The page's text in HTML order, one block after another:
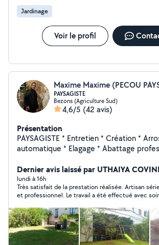
Jardinage
Voir le profil
Maxime Maxime (PECOU
PAYSAGISTE
Bezons (Agriculture Sud)
4,6/5 (42 avis)
Présentation
PAYSAGISTE * Entretien * Création * Arrosage
automatique * Elagage * Abattage professionnel Expert
en état de vos espaces verts. Un travail
une connaissance des végétaux tout au
saisons. Je vous accompagne dans votre
conception à sa réalisation. 07-69-39-36-24
PECOUPAYSAGE
Dernier avis laissé par UTHAIYA
lundi à 16h
Très satisfait de la prestation réalisée. Artisan
et professionnel. Le travail a été effectué avec
Je recommande vivement cet artisan.